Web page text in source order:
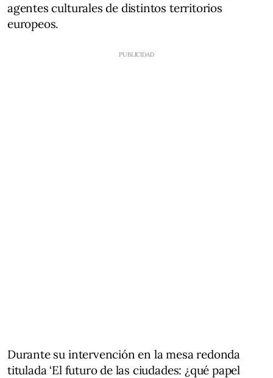
agentes culturales de distintos territorios
europeos.
Durante su intervención en la mesa redonda
titulada ‘El futuro de las ciudades: ¿qué papel